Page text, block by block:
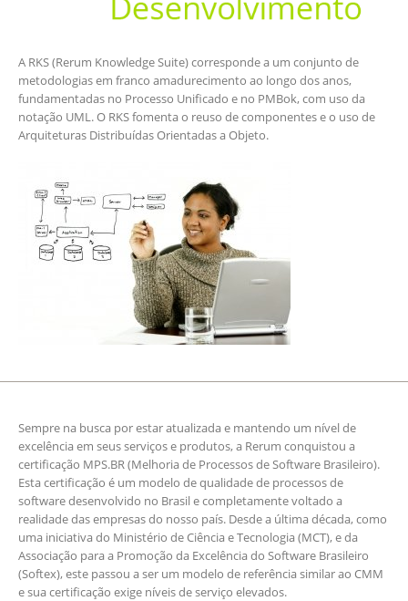
A RKS (Rerum Knowledge Suite) corresponde a um conjunto de
metodologias em franco amadurecimento ao longo dos anos,
fundamentadas no Processo Unificado e no PMBok, com uso da
notação UML. O RKS fomenta o reuso de componentes e o uso de
Arquiteturas Distribuídas Orientadas a Objeto.
Sempre na busca por estar atualizada e mantendo um nível de
excelência em seus serviços e produtos, a Rerum conquistou a
certificação MPS.BR (Melhoria de Processos de Software Brasileiro).
Esta certificação é um modelo de qualidade de processos de
software desenvolvido no Brasil e completamente voltado a
realidade das empresas do nosso país. Desde a última década, como
uma iniciativa do Ministério de Ciência e Tecnologia (MCT), e da
Associação para a Promoção da Excelência do Software Brasileiro
(Softex), este passou a ser um modelo de referência similar ao CMM
e sua certificação exige níveis de serviço elevados.